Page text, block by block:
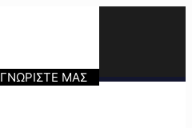
ΓΝΩΡΙΣΤΕ ΜΑΣ